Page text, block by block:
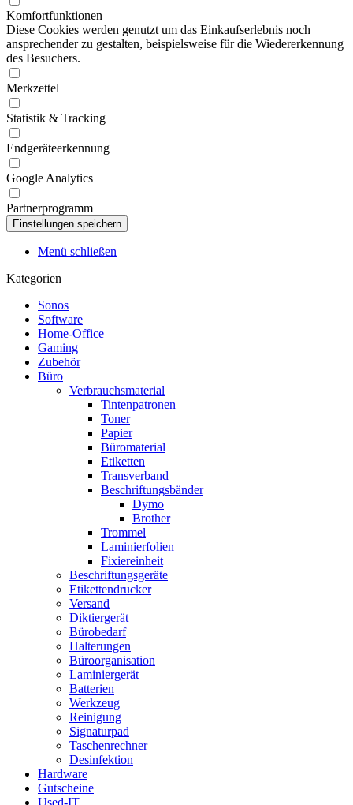
Komfortfunktionen
Diese Cookies werden genutzt um das Einkaufserlebnis noch
ansprechender zu gestalten, beispielsweise für die Wiedererkennung
des Besuchers.
Merkzettel
Statistik & Tracking
Endgeräteerkennung
Google Analytics
Partnerprogramm
Menü schließen
Kategorien
Sonos
Software
Home-Office
Gaming
Zubehör
Büro
Verbrauchsmaterial
Tintenpatronen
Toner
Papier
Büromaterial
Etiketten
Transverband
Beschriftungsbänder
Dymo
Brother
Trommel
Laminierfolien
Fixiereinheit
Beschriftungsgeräte
Etikettendrucker
Versand
Diktiergerät
Bürobedarf
Halterungen
Büroorganisation
Laminiergerät
Batterien
Werkzeug
Reinigung
Signaturpad
Taschenrechner
Desinfektion
Hardware
Gutscheine
Used-IT